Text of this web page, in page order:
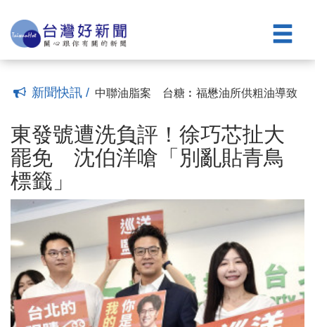
新聞快訊 /
風、豪雨 蔣萬安指示「料敵從寬」全面
整備(16:00)
兒童樂團與金曲陣容強勢串聯 雙北學子
傳唱童謠翻轉當代客語新風貌
(12:36)
批藍白拖垮總預算審查 民進黨：立法院
恐創下史上最荒謬紀錄(12:29)
搭貓纜賞星空看電影體驗里山川！ 台北
近 中南部明晨留意局部較大雨勢(10:58)
中聯油脂案 台糖︰福懋油所供粗油導致
(22:03)
洋嗆「別亂貼青鳥標籤」(21:58)
電子手鐶貼「萊爾校長吃毒油」 陳佩琪
放閃祝柯文哲67歲生日：羞辱性極強，但
每一張都好看
(18:13)
從指尖把脈到AI解碼 長庚大學醫學院培
育善用智慧醫療中西醫跨域醫師(17:07)
盛夏紅閉鞘薑曼妙舞動象山山腳下！ 英
風、豪雨 蔣萬安指示「料敵從寬」全面
整備(16:00)
兒童樂團與金曲陣容強勢串聯 雙北學子
傳唱童謠翻轉當代客語新風貌
(12:36)
批藍白拖垮總預算審查 民進黨：立法院
恐創下史上最荒謬紀錄
搭貓纜賞星空看電影體驗里山川！ 台北
觀傳局解鎖貓空山城四季無窮魅力
各地高溫炎熱 晚起白海豚外圍雲系接
近 中南部明晨留意局部較大雨勢(10:58)
中聯油脂案 台糖︰福懋油所供粗油導致
商譽受損、商品下架損失，將正式提告
(22:03)
東發號遭洗負評！徐巧芯扯大
罷免 沈伯洋嗆「別亂貼青鳥
標籤」